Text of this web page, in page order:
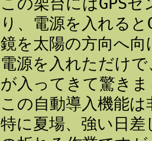
り、電源を入れる
鏡を太陽の方向へ
電源を入れただけ
が入ってきて驚き
この自動導入機能
特に夏場、強い日